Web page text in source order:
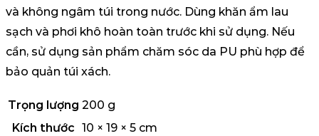
và không ngâm túi trong nước. Dùng khăn ẩm lau
sạch và phơi khô hoàn toàn trước khi sử dụng. Nếu
cần, sử dụng sản phẩm chăm sóc da PU phù hợp để
bảo quản túi xách.
Trọng lượng 200 g
Kích thước 10 × 19 × 5 cm